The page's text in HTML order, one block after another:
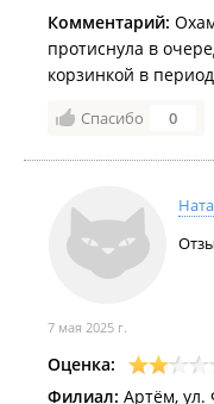
покупка за ее счет,
должны
Куда делся сервис
Комментарий:
протиснула в
корзинкой в
Спасибо 0
7 мая 2025 г.
Оценка:
Филиал: Артём, ул.